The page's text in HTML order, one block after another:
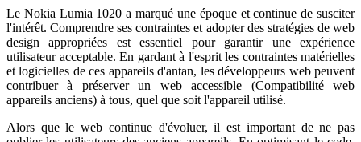
Le Nokia Lumia 1020 a marqué une époque et continue de susciter
l'intérêt. Comprendre ses contraintes et adopter des stratégies de web
design appropriées est essentiel pour garantir une expérience
utilisateur acceptable. En gardant à l'esprit les contraintes matérielles
et logicielles de ces appareils d'antan, les développeurs web peuvent
contribuer à préserver un web accessible (Compatibilité web
appareils anciens) à tous, quel que soit l'appareil utilisé.
Alors que le web continue d'évoluer, il est important de ne pas